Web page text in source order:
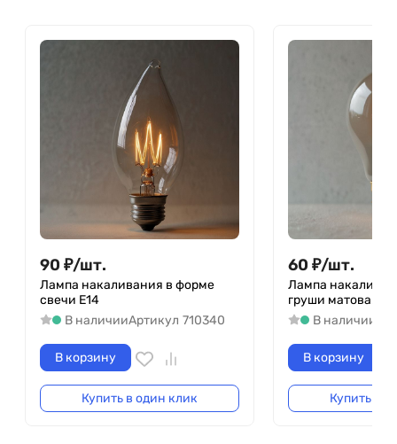
90 ₽/шт.
Лампа накаливания в форме
свечи Е14
В наличииАртикул 710340
В корзину
Купить в один клик
60 ₽/шт.
Лампа
груши матовая
В наличии
В корзину
Купить в